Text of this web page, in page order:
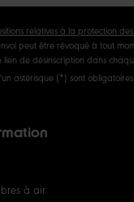
relatives à la protection
peut être révoqué à tout
de désinscription dans
astérisque (*) sont obligatoires.
à air